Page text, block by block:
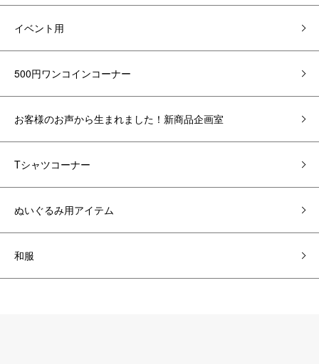
イベント用
500円ワンコインコーナー
お客様のお声から生まれました！新商品企画室
Tシャツコーナー
ぬいぐるみ用アイテム
和服